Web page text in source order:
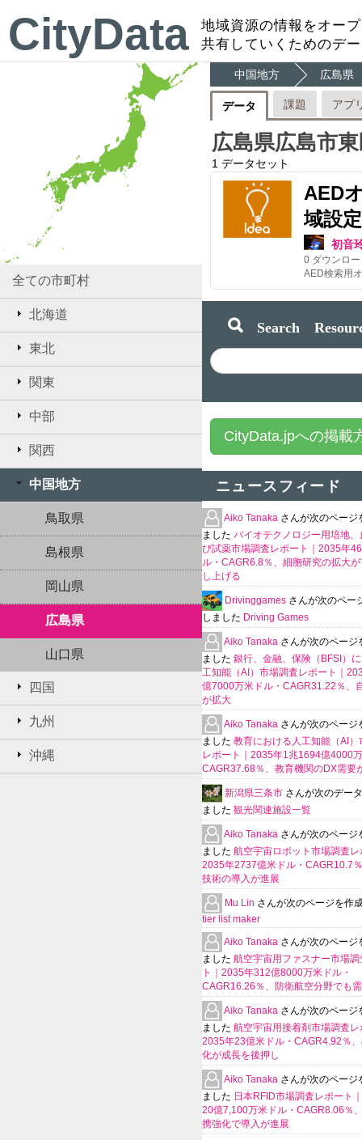
CityData
地域資源の情報をオー
共有していくためのデ
全ての市町村
北海道
東北
関東
中部
関西
中国地方
鳥取県
島根県
岡山県
広島県
山口県
四国
九州
沖縄
中国地方 広島県
データ 課題 アプ
広島県広島市
1 データセット
AED
域設
初音
0 ダウンロ
AED検索用
Search
CityData.jpへの掲載
ニュースフィード
Aiko Tanaka さんが次のページ
ました バイオテクノロジー用培地、
び試薬市場調査レポート｜2035年
ル・CAGR6.8％、細胞研究の拡大
し上げる
Drivinggames さんが次のペー
しました Driving Games
Aiko Tanaka さんが次のページ
ました 銀行、金融、保険（BFSI）
工知能（AI）市場調査レポート｜
億7000万米ドル・CAGR31.22％、
が拡大
Aiko Tanaka さんが次のページ
ました 教育における人工知能（AI）
レポート｜2035年1兆1694億4000
CAGR37.68％、教育機関のDX需要
新潟県三条市 さんが次のデー
ました 観光関連施設一覧
Aiko Tanaka さんが次のページ
ました 航空宇宙ロボット市場調査レ
2035年2737億米ドル・CAGR10.7
技術の導入が進展
Mu Lin さんが次のページを作
tier list maker
Aiko Tanaka さんが次のページ
ました 航空宇宙用ファスナー市場調
ト｜2035年312億8000万米ドル・
CAGR16.26％、防衛航空分野でも
Aiko Tanaka さんが次のページ
ました 航空宇宙用接着剤市場調査レ
2035年23億米ドル・CAGR4.92％
化が成長を後押し
Aiko Tanaka さんが次のページ
ました 日本RFID市場調査レポート
20億7,100万米ドル・CAGR8.06％
携強化で導入が進展